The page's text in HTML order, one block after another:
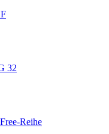
32
Reihe